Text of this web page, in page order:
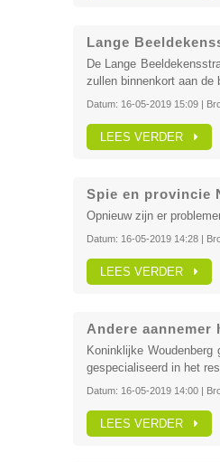
Lange
De Lange
zullen binnenkort aan de
Datum: 16-05-2019 15:09|
LEES VERDER
Spie en provincie
Opnieuw zijn er
Datum: 16-05-2019 14:28|
LEES VERDER
Andere
Koninklijke
gespecialiseerd in het
Datum: 16-05-2019 14:00|
LEES VERDER